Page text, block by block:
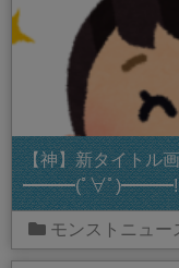
【神】新タイトル
━━━(ﾟ∀ﾟ
モンストニュー